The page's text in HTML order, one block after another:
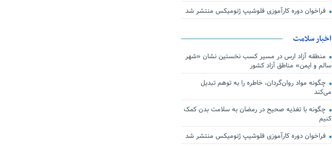
فراخوان دوره کارآموزی فلوشیپ ژنومیکس منتشر شد
اخبار سلامت
منطقه آزاد ارس در مسیر کسب نخستین نشان «شهر
سالم و ایمن» مناطق آزاد کشور
چگونه مواد روان‌گردان، خاطره را به توهم تبدیل
می‌کند
چگونه با تغذیه صحیح در رمضان به سلامت بدن کمک
کنیم
فراخوان دوره کارآموزی فلوشیپ ژنومیکس منتشر شد